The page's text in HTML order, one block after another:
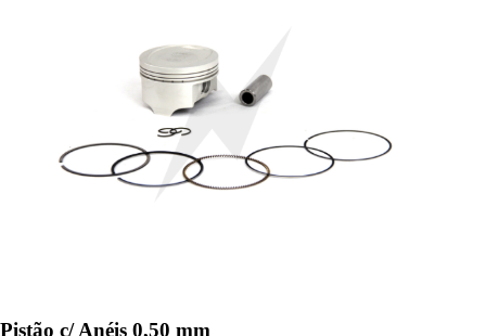
Pistão c/ Anéis 0,50 mm